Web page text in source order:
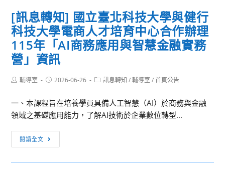
融
入
晶
圓
製
務
職
課
程
中
心
辦
「2026
國
中
暑
技
中
原
大
學
辦
理
學
體
「大
學
[訊息轉知] 國立臺北科技大學與健行
科技大學電商人才培育中心合作辦理
115年「AI商務應用與智慧金融實務
營」資訊
Post輔導室
Post2026-06-26
Post訊息轉知 / 輔導室 / 首頁公告
一、本課程旨在培養學員具備人工智慧（AI）於商務與金融
領域之基礎應用能力，了解AI技術於企業數位轉型...
閱讀全文
息
轉